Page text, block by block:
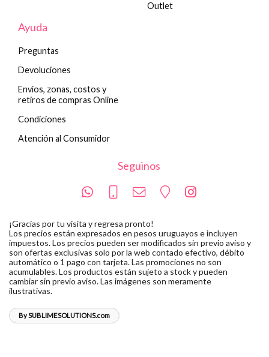
Outlet
Ayuda
Preguntas
Devoluciones
Envíos, zonas, costos y
retiros de compras Online
Condiciones
Atención al Consumidor
Seguinos
¡Gracias por tu visita y regresa pronto!
Los precios están expresados en pesos uruguayos e incluyen
impuestos. Los precios pueden ser modificados sin previo aviso y
son ofertas exclusivas solo por la web contado efectivo, débito
automático o 1 pago con tarjeta. Las promociones no son
acumulables. Los productos están sujeto a stock y pueden
cambiar sin previo aviso. Las imágenes son meramente
ilustrativas.
By SUBLIMESOLUTIONS.com